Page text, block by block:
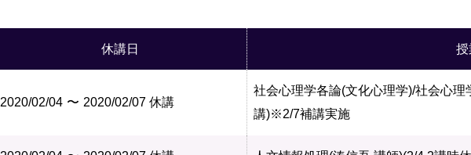
休講日 授
2020/02/04 2020/02/07 休講
社会心理学各論(文化心理学)/社会心
講)※2/7補講実施